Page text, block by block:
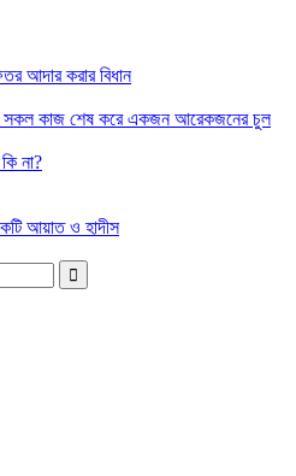
আদার করার বিধান
সকল কাজ শেষ করে একজন আরেকজনের চুল
না?
আয়াত ও হাদীস